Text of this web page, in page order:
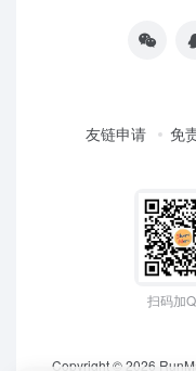
友链申请 免
扫码加
Copyright © 2026